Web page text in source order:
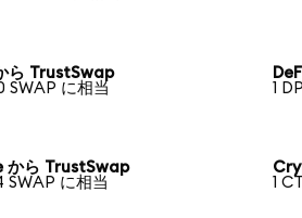
ら TrustSwap
SWAP に相当
1
から TrustSwap
SWAP に相当
1